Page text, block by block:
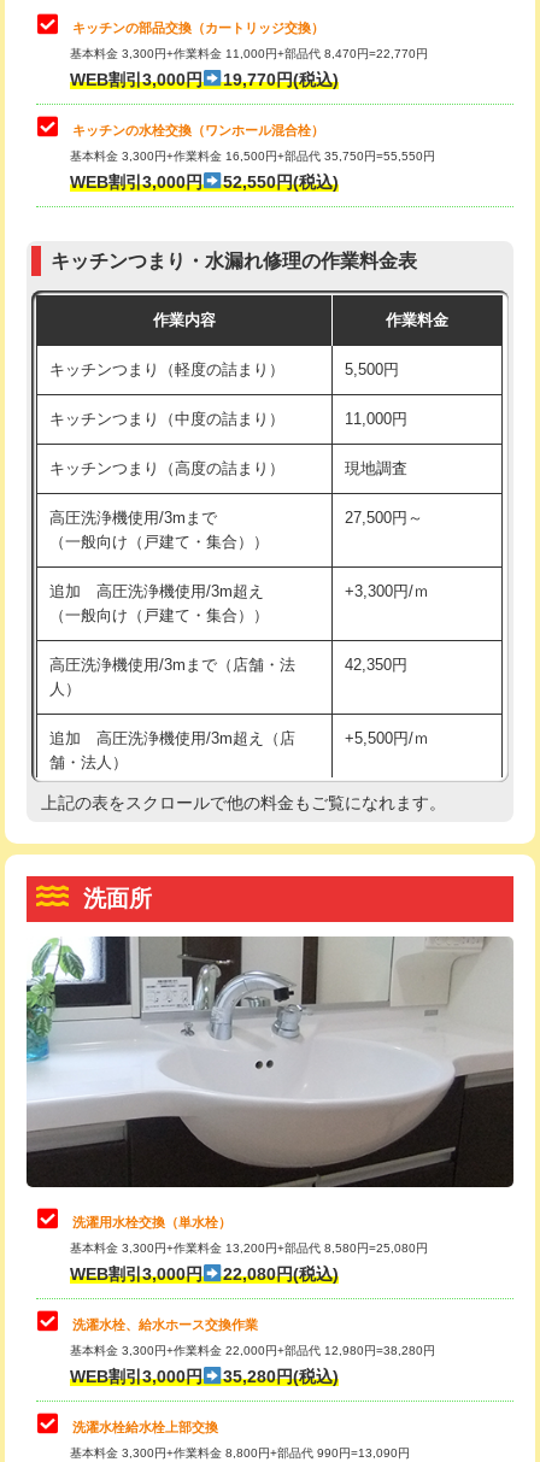
給水管工事※（塩ビ管（VP・HI）使
用/3ｍまで)
給水管工事※（塩ビ管（VP・HI）使
用（追加）/3ｍ超え)
給水管工事※（ライニング鋼管・銅
管・ポリ管・HT管使用/3ｍまで)
44,000円
管・ポリ管・HT管使用/3ｍ超え)
排水管工事（土の掘削・埋め戻し作
11,000円~
排水管工事（排水管工事/3ｍまで） 55,000円
排水管工事（追加 排水管工事/3ｍ超
+11,000円
マス交換（深さ50㎝未満）
マス交換（深さ50㎝以上） 66,000円
コンクリート斫り（厚さ10㎝まで）
コンクリート斫り（厚さ10㎝超え）
モルタル補修（厚さ10㎝まで） 27,500円
モルタル補修（厚さ10㎝超え） 38,500円
洗面台設置 38,500円
追加人工
廃棄・処分 現場見積
※給水管工事は20mmまでの価格です。
理・調整・分解・加工など（中作業）
止水・漏水調査・防水処理・清掃・修
理・調整・分解・加工など（重作業）
33,000円
お風呂タンク脱着
その他部品の脱着
式・ワンホール）)
交換・取付(排水栓・排水トラップ
22,000円+材料費
持込商品取付（単水栓）
持込商品取付（混合水栓） 16,500円
給水管工事※（ホール加工)
給水管工事※（バンド止め) 3,300円
給水管工事※（支持金具設置) 5,500円
給水管工事※（保温材使用（バンド止
め込み）)
5,500円
給水管工事※（土の掘削・埋め戻し作
業)
11,000円
給水管工事※（塩ビ管（VP・HI）使
用/3ｍまで)
33,000円
給水管工事※（塩ビ管（VP・HI）使
用（追加）/3ｍ超え)
給水管工事※（ライニング鋼管・銅
管・ポリ管・HT管使用/3ｍまで)
44,000円
給水管工事※（ライニング鋼管・銅
管・ポリ管・HT管使用/3ｍ超え)
排水管工事（土の掘削・埋め戻し作
業）
排水管工事（排水管工事/3ｍまで） 55,000円
排水管工事（追加 排水管工事/3ｍ超
え）
キッチンの部品交換（カートリッジ交換）
基本料金 3,300円+作業料金 11,000円+部品代 8,470円=22,770円
WEB割引3,000円 19,770円(税込)
キッチンの水栓交換（ワンホール混合栓）
基本料金 3,300円+作業料金 16,500円+部品代 35,750円=55,550円
WEB割引3,000円 52,550円(税込)
キッチンつまり・水漏れ修理の作業料金表
作業内容 作業料金
キッチンつまり（軽度の詰まり） 5,500円
キッチンつまり（中度の詰まり） 11,000円
キッチンつまり（高度の詰まり） 現地調査
高圧洗浄機使用/3mまで
（一般向け（戸建て・集合））
27,500円～
追加 高圧洗浄機使用/3m超え
（一般向け（戸建て・集合））
+3,300円/ｍ
高圧洗浄機使用/3mまで（店舗・法
人）
42,350円
追加 高圧洗浄機使用/3m超え（店
舗・法人）
+5,500円/ｍ
高度高圧洗浄換 現地調査
トーラー機使用/3mまで
追加トーラー機使用/3m超え +3,300円
カメラ調査 33,000円
桝清掃
止水・漏水調査・防水処理・清掃・修
理・調整・分解・加工など（軽作業）
11,000円
止水・漏水調査・防水処理・清掃・修
理・調整・分解・加工など（中作業）
22,000円
止水・漏水調査・防水処理・清掃・修
理・調整・分解・加工など（重作業）
33,000円
キッチンタンク脱着
その他部品の脱着
交換・取付（タンク）
上記の表をスクロールで他の料金もご覧になれます。
洗面所
洗濯用水栓交換（単水栓）
基本料金 3,300円+作業料金 13,200円+部品代 8,580円=25,080円
WEB割引3,000円 22,080円(税込)
洗濯水栓、給水ホース交換作業
基本料金 3,300円+作業料金 22,000円+部品代 12,980円=38,280円
WEB割引3,000円 35,280円(税込)
洗濯水栓給水栓上部交換
基本料金 3,300円+作業料金 8,800円+部品代 990円=13,090円